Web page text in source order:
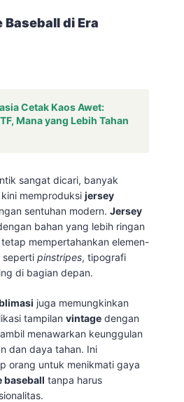
di Era
Cetak Kaos Awet:
Mana yang Lebih Tahan
sangat dicari, banyak
memproduksi jersey
sentuhan modern. Jersey
bahan yang lebih ringan
mempertahankan elemen-
seperti pinstripes, tipografi
di bagian depan.
juga memungkinkan
tampilan vintage dengan
menawarkan keunggulan
dan daya tahan. Ini
orang untuk menikmati gaya
baseball tanpa harus